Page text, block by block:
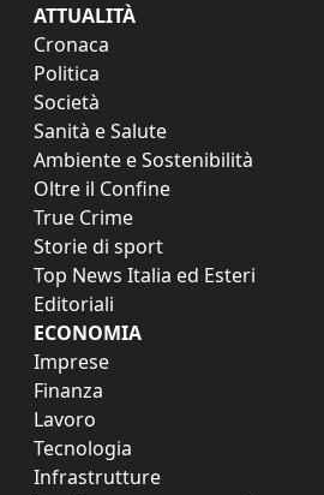
ATTUALITÀ
Cronaca
Politica
Società
Sanità e Salute
Ambiente e Sostenibilità
Oltre il Confine
True Crime
Storie di sport
Top News Italia ed Esteri
Editoriali
ECONOMIA
Imprese
Finanza
Lavoro
Tecnologia
Infrastrutture